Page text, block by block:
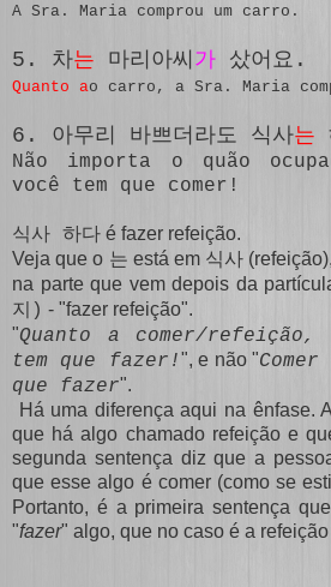
A Sra. Maria comprou um carro.
5. 차는 마리아씨 가 샀어요.
Quanto ao carro, a Sra. Maria
6. 아무리 바쁘더라도 식사는
Não importa o quão
você tem que comer!
식사 하다 é fazer refeição.
Veja que o 는 está em 식사
na parte que vem depois da
지) - "fazer refeição".
"Quanto a comer/
tem que fazer!", e não "
que fazer".
Há uma diferença aqui na ênfase.
que há algo chamado refeição e
segunda sentença diz que a
que esse algo é comer (como se
Portanto, é a primeira sentença
"fazer" algo, que no caso é a